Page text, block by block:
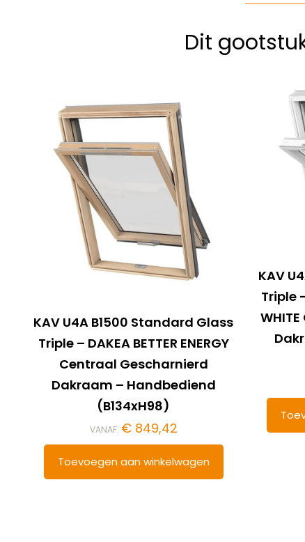
Dit
KAV U4A B1500 Standard Glass
Triple – DAKEA BETTER ENERGY
Centraal Gescharnierd
Dakraam – Handbediend
(B134xH98)
VANAF: €849,42
Toevoegen aan winkelwagen
KAV
Triple